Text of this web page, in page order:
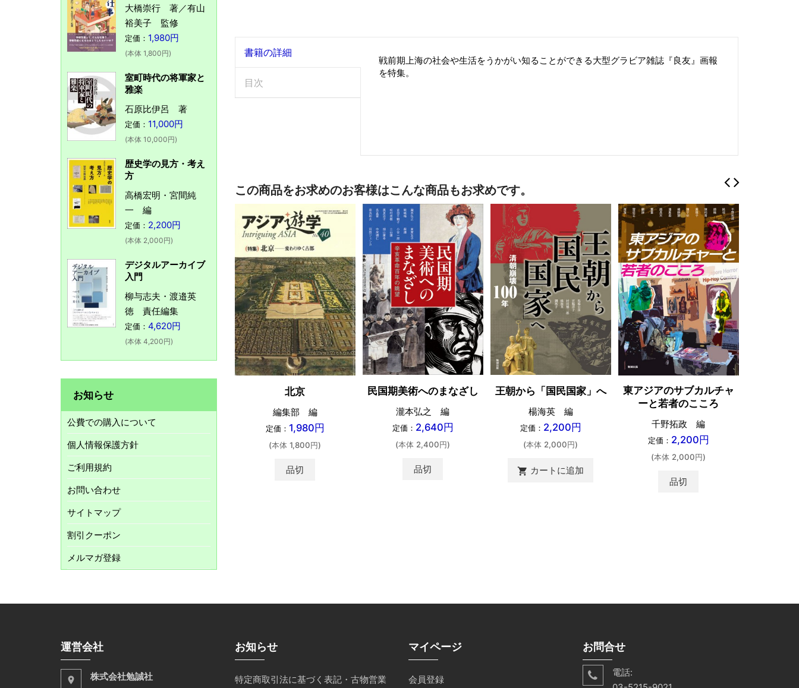
書籍の詳細
目次
戦前期上海の社会や生活をうかがい知ることができる大型グラビア雑誌『良友』画報
を特集。
この商品をお求めのお客様はこんな商品もお求めです。
北京
編集部 編
定価： 1,980円
(本体 1,800円)
品切
民国期美術へのまなざし
瀧本弘之 編
定価： 2,640円
(本体 2,400円)
品切
王朝から「国民国家」へ
楊海英 編
定価： 2,200円
(本体 2,000円)
shopping_cart カートに追加
東アジアのサブカルチャ
ーと若者のこころ
千野拓政 編
定価： 2,200円
(本体 2,000円)
品切
大橋崇行 著／有山
裕美子 監修
定価： 1,980円
(本体 1,800円)
室町時代の将軍家と
雅楽
石原比伊呂 著
定価： 11,000円
(本体 10,000円)
歴史学の見方・考え
方
高橋宏明・宮間純
一 編
定価： 2,200円
(本体 2,000円)
デジタルアーカイブ
入門
柳与志夫・渡邉英
徳 責任編集
定価： 4,620円
(本体 4,200円)
お知らせ
公費での購入について
個人情報保護方針
ご利用規約
お問い合わせ
サイトマップ
割引クーポン
メルマガ登録
運営会社
place 株式会社勉誠社
お知らせ
特定商取引法に基づく表記・古物営業
マイページ
会員登録
お問合せ
電話: